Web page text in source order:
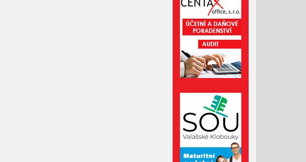
Červen 2022
Květen 2022
Duben 2022
Březen 2022
Únor 2022
Leden 2022
Prosinec 2021
Listopad 2021
Říjen 2021
Září 2021
Srpen 2021